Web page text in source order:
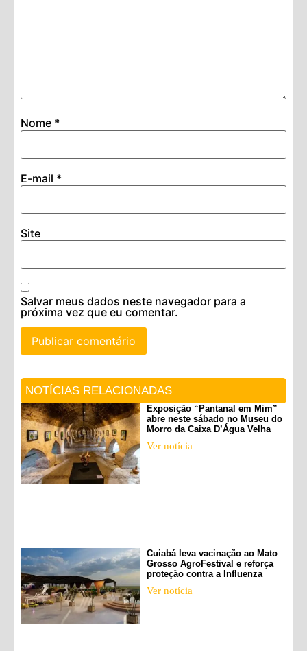
Nome *
E-mail *
Site
Salvar meus dados neste navegador para a
próxima vez que eu comentar.
NOTÍCIAS RELACIONADAS
Exposição “Pantanal em Mim”
abre neste sábado no Museu do
Morro da Caixa D’Água Velha
Ver notícia
Cuiabá leva vacinação ao Mato
Grosso AgroFestival e reforça
proteção contra a Influenza
Ver notícia